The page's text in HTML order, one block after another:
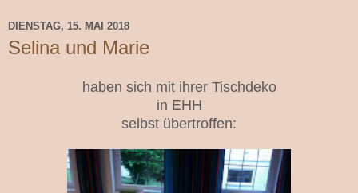
DIENSTAG, 15. MAI 2018
Selina und Marie
haben sich mit ihrer Tischdeko
in EHH
selbst übertroffen: